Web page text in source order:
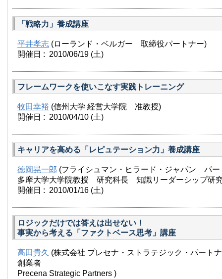
「戦略力」養成講座
平井孝志 (ローランド・ベルガー 取締役パートナー)
開催日 : 2010/06/19 (土)
フレームワークを使いこなす実践トレーニング
牧田幸裕 (信州大学 経営大学院 准教授)
開催日 : 2010/04/10 (土)
キャリアを高める「レピュテーション力」養成講座
徳岡晃一郎 (フライシュマン・ヒラード・ジャパン パー
多摩大学大学院教授 研究科長 知識リーダーシップ研
開催日 : 2010/01/16 (土)
ロジックだけでは答えは出せない！
事実から考える「ファクトベース思考」講座
高田貴久 (株式会社 プレセナ・ストラテジック・パート
創業者
Precena Strategic Partners )